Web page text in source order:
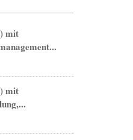
mit
mit